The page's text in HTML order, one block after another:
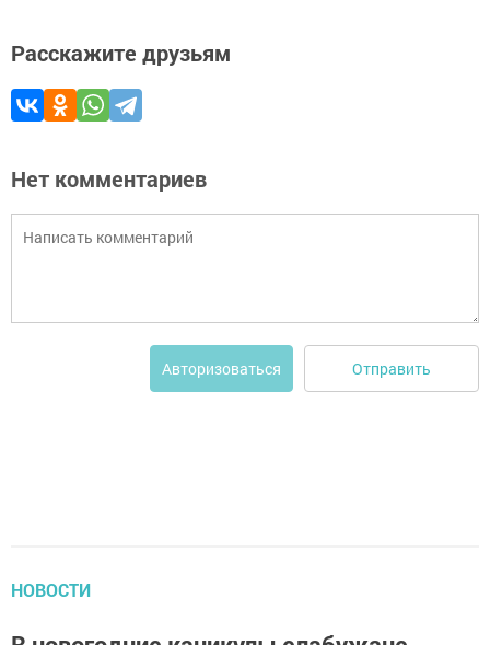
Расскажите друзьям
Нет комментариев
Авторизоваться Отправить
НОВОСТИ